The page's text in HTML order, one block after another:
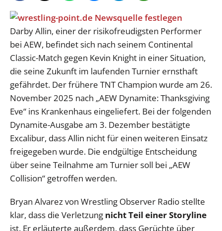
Darby Allin, einer der risikofreudigsten Performer
bei AEW, befindet sich nach seinem Continental
Classic-Match gegen Kevin Knight in einer Situation,
die seine Zukunft im laufenden Turnier ernsthaft
gefährdet. Der frühere TNT Champion wurde am 26.
November 2025 nach „AEW Dynamite: Thanksgiving
Eve“ ins Krankenhaus eingeliefert. Bei der folgenden
Dynamite-Ausgabe am 3. Dezember bestätigte
Excalibur, dass Allin nicht für einen weiteren Einsatz
freigegeben wurde. Die endgültige Entscheidung
über seine Teilnahme am Turnier soll bei „AEW
Collision“ getroffen werden.
Bryan Alvarez von Wrestling Observer Radio stellte
klar, dass die Verletzung nicht Teil einer Storyline
ist. Er erläuterte außerdem, dass Gerüchte über